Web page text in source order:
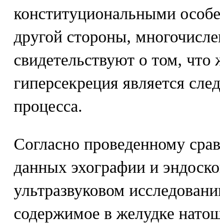
конституциональными
другой стороны,
свидетельствуют о том, что
гиперсекреция является
процесса.
Согласно проведенному
данных эхографии и
ультразвуковом
содержимое в желудке